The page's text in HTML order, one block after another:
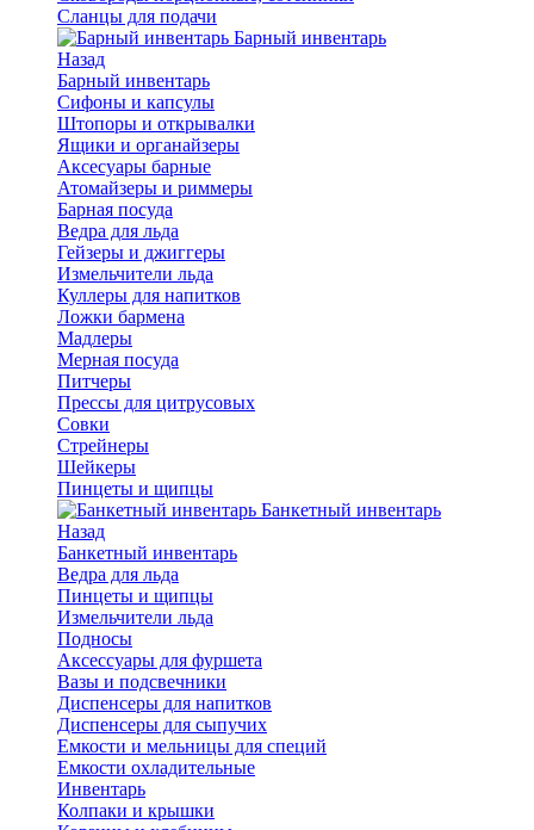
Сланцы для подачи
Барный инвентарь
Назад
Барный инвентарь
Сифоны и капсулы
Штопоры и открывалки
Ящики и органайзеры
Аксесуары барные
Атомайзеры и риммеры
Барная посуда
Ведра для льда
Гейзеры и джиггеры
Измельчители льда
Куллеры для напитков
Ложки бармена
Мадлеры
Мерная посуда
Питчеры
Прессы для цитрусовых
Совки
Стрейнеры
Шейкеры
Пинцеты и щипцы
Банкетный инвентарь
Назад
Банкетный инвентарь
Ведра для льда
Пинцеты и щипцы
Измельчители льда
Подносы
Аксессуары для фуршета
Вазы и подсвечники
Диспенсеры для напитков
Диспенсеры для сыпучих
Емкости и мельницы для специй
Емкости охладительные
Инвентарь
Колпаки и крышки